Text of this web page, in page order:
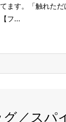
ます。「触れた
フ...
／スパ